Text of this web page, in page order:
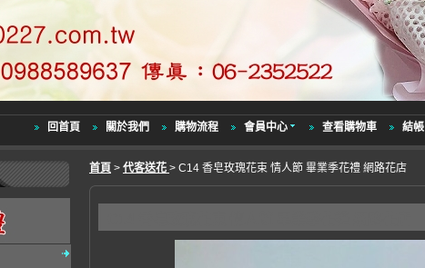
回首頁 關於我們 購物流程 會員中心 查看購物車 結帳
首頁 > 代客送花 > C14 香皂玫瑰花束 情人節 畢業季花禮 網路花店